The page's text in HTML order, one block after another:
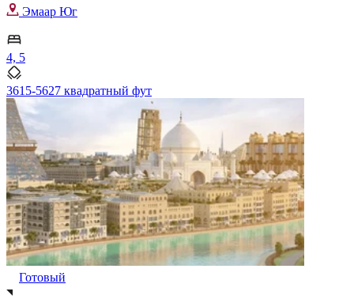
Эмаар Юг
4, 5
3615-5627 квадратный фут
Готовый